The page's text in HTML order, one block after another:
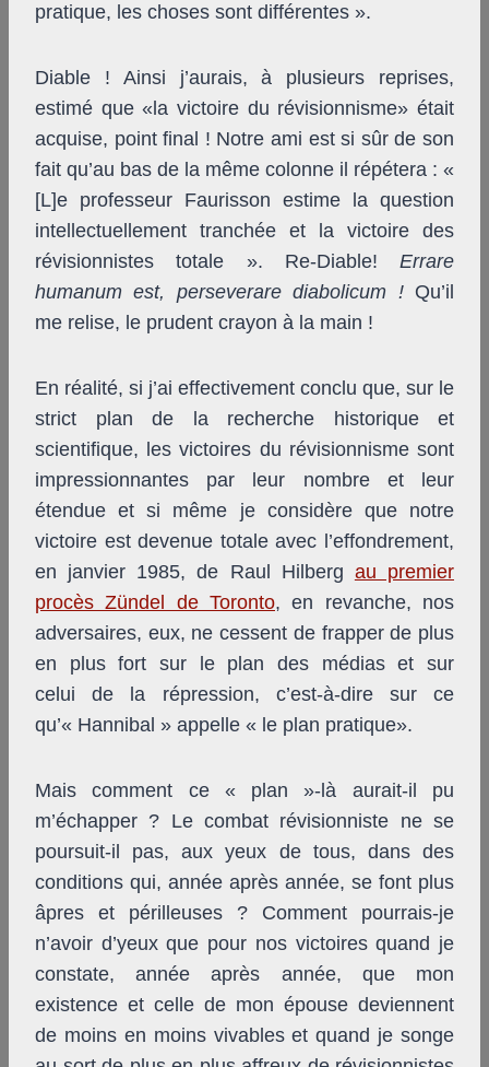
pratique, les choses sont différentes ».
Diable ! Ainsi j’aurais, à plusieurs reprises,
estimé que «la victoire du révisionnisme» était
acquise, point final ! Notre ami est si sûr de son
fait qu’au bas de la même colonne il répétera : «
[L]e professeur Faurisson estime la question
intellectuellement tranchée et la victoire des
révisionnistes totale ». Re-Diable! Errare
humanum est, perseverare diabolicum ! Qu’il
me relise, le prudent crayon à la main !
En réalité, si j’ai effectivement conclu que, sur le
strict plan de la recherche historique et
scientifique, les victoires du révisionnisme sont
impressionnantes par leur nombre et leur
étendue et si même je considère que notre
victoire est devenue totale avec l’effondrement,
en janvier 1985, de Raul Hilberg au premier
procès Zündel de Toronto, en revanche, nos
adversaires, eux, ne cessent de frapper de plus
en plus fort sur le plan des médias et sur
celui de la répression, c’est-à-dire sur ce
qu’« Hannibal » appelle « le plan pratique».
Mais comment ce « plan »-là aurait-il pu
m’échapper ? Le combat révisionniste ne se
poursuit-il pas, aux yeux de tous, dans des
conditions qui, année après année, se font plus
âpres et périlleuses ? Comment pourrais-je
n’avoir d’yeux que pour nos victoires quand je
constate, année après année, que mon
existence et celle de mon épouse deviennent
de moins en moins vivables et quand je songe